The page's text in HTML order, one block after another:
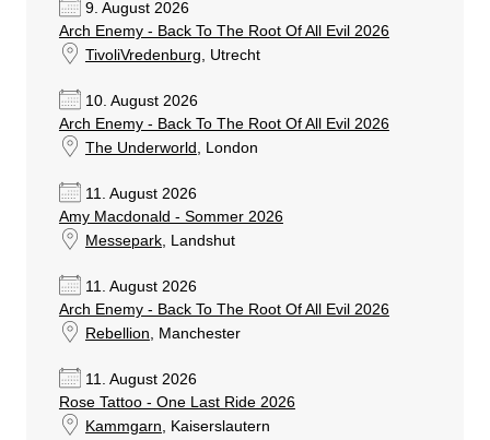
9. August 2026
Arch Enemy - Back To The Root Of All Evil 2026
TivoliVredenburg, Utrecht
10. August 2026
Arch Enemy - Back To The Root Of All Evil 2026
The Underworld , London
11. August 2026
Amy Macdonald - Sommer 2026
Messepark, Landshut
11. August 2026
Arch Enemy - Back To The Root Of All Evil 2026
Rebellion, Manchester
11. August 2026
Rose Tattoo - One Last Ride 2026
Kammgarn, Kaiserslautern